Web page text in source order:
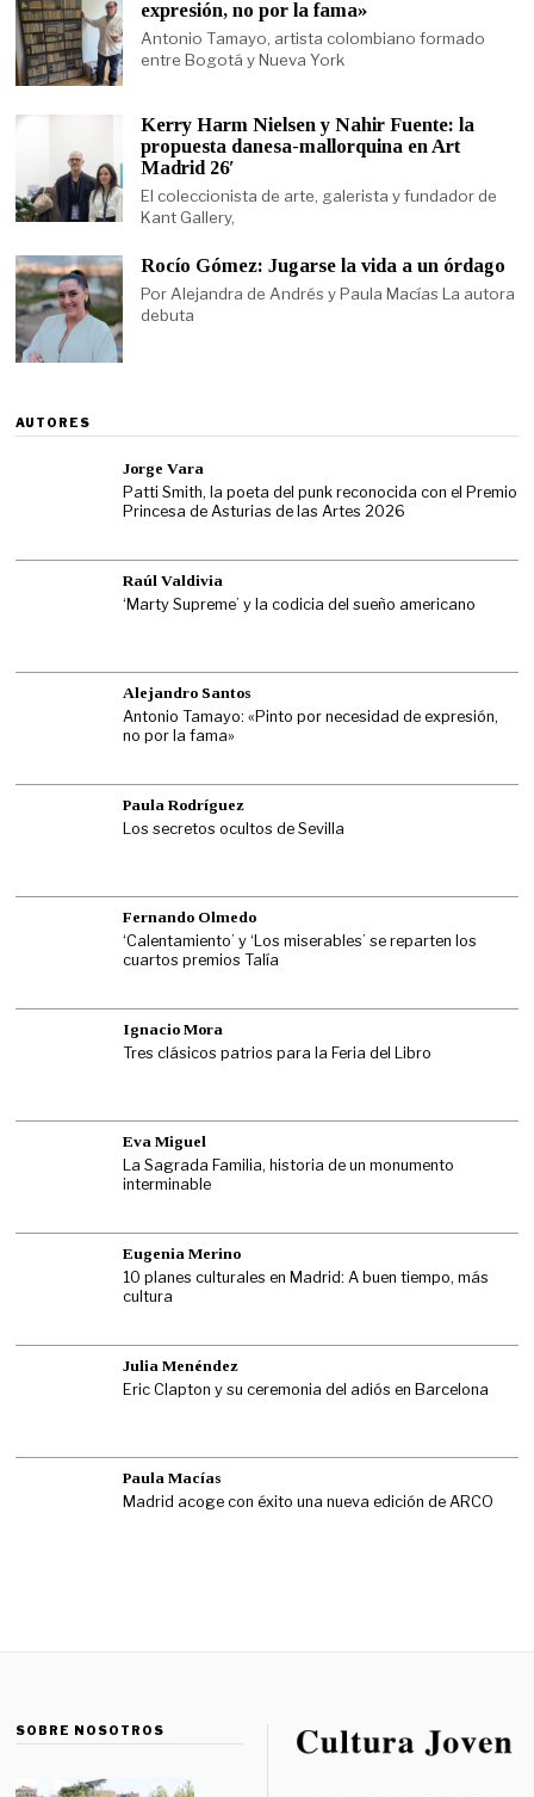
expresión, no por la fama»
Antonio Tamayo, artista colombiano formado
entre Bogotá y Nueva York
Kerry Harm Nielsen y Nahir Fuente: la
propuesta danesa-mallorquina en Art
Madrid 26′
El coleccionista de arte, galerista y fundador de
Kant Gallery,
Rocío Gómez: Jugarse la vida a un órdago
Por Alejandra de Andrés y Paula Macías La autora
debuta
AUTORES
Jorge Vara
Patti Smith, la poeta del punk reconocida con el Premio
Princesa de Asturias de las Artes 2026
Raúl Valdivia
‘Marty Supreme’ y la codicia del sueño americano
Alejandro Santos
Antonio Tamayo: «Pinto por necesidad de expresión,
no por la fama»
Paula Rodríguez
Los secretos ocultos de Sevilla
Fernando Olmedo
‘Calentamiento’ y ‘Los miserables’ se reparten los
cuartos premios Talía
Ignacio Mora
Tres clásicos patrios para la Feria del Libro
Eva Miguel
La Sagrada Familia, historia de un monumento
interminable
Eugenia Merino
10 planes culturales en Madrid: A buen tiempo, más
cultura
Julia Menéndez
Eric Clapton y su ceremonia del adiós en Barcelona
Paula Macías
Madrid acoge con éxito una nueva edición de ARCO
SOBRE NOSOTROS